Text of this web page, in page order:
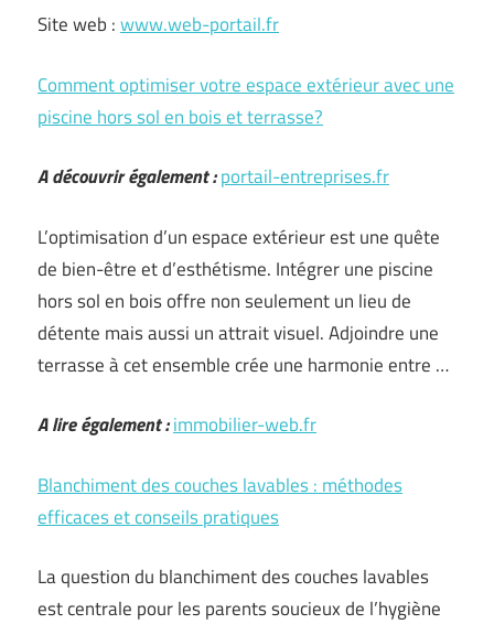
Site web :www.web-portail.fr
Comment optimiser votre espace extérieur avec une
piscine hors sol en bois et terrasse?
A découvrir également :portail-entreprises.fr
L’optimisation d’un espace extérieur est une quête
de bien-être et d’esthétisme. Intégrer une piscine
hors sol en bois offre non seulement un lieu de
détente mais aussi un attrait visuel. Adjoindre une
terrasse à cet ensemble crée une harmonie entre …
A lire également :immobilier-web.fr
Blanchiment des couches lavables : méthodes
efficaces et conseils pratiques
La question du blanchiment des couches lavables
est centrale pour les parents soucieux de l’hygiène